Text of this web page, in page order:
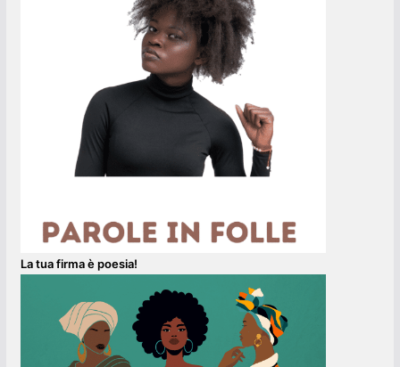
La tua firma è poesia!